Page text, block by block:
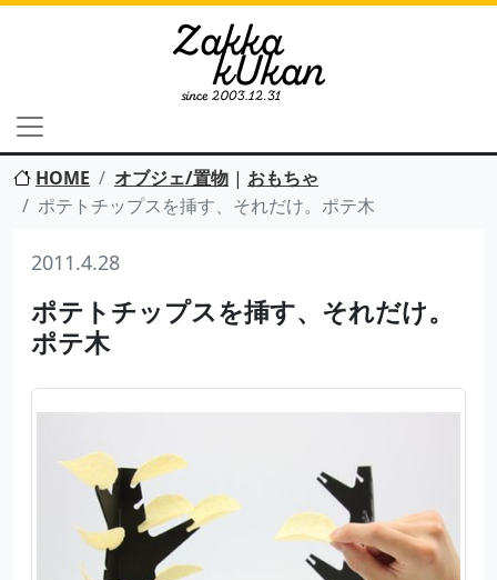
HOME オブジェ/置物 | おもちゃ
ポテトチップスを挿す、それだけ。ポテ木
2011.4.28
ポテトチップスを挿す、それだけ。
ポテ木